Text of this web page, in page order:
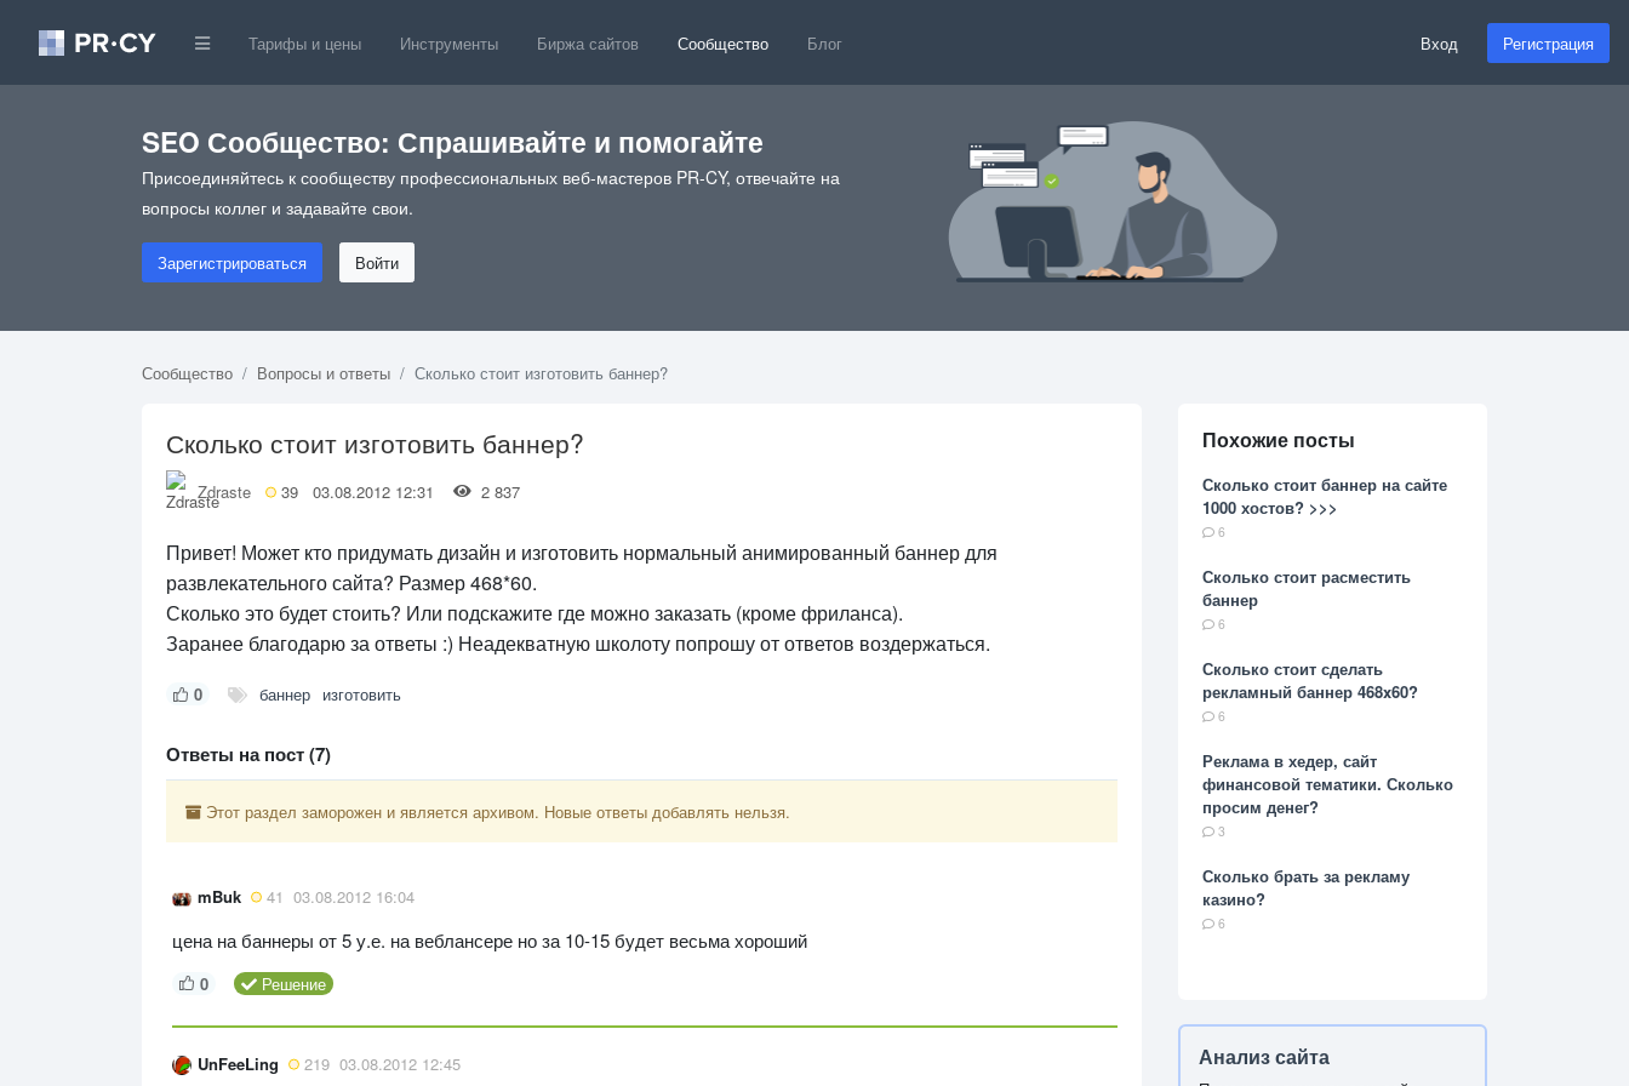
Тарифы и цены Инструменты Биржа сайтов Сообщество Блог Вход Регистрация
SEO Сообщество: Спрашивайте и помогайте
Присоединяйтесь к сообществу профессиональных веб-мастеров PR-CY, отвечайте на
вопросы коллег и задавайте свои.
Зарегистрироваться Войти
Сообщество Вопросы и ответы Сколько стоит изготовить баннер?
Сколько стоит изготовить баннер?
Zdraste 39 03.08.2012 12:31 2 837
Привет! Может кто придумать дизайн и изготовить нормальный анимированный баннер для
развлекательного сайта? Размер 468*60.
Сколько это будет стоить? Или подскажите где можно заказать (кроме фриланса).
Заранее благодарю за ответы :) Неадекватную школоту попрошу от ответов воздержаться.
0 баннер изготовить
Ответы на пост (7)
Этот раздел заморожен и является архивом. Новые ответы добавлять нельзя.
mBuk 41 03.08.2012 16:04
цена на баннеры от 5 у.е. на веблансере но за 10-15 будет весьма хороший
0 Решение
UnFeeLing 219 03.08.2012 12:45
Похожие посты
Сколько стоит баннер на сайте
1000 хостов? >>>
6
Сколько стоит расместить
баннер
6
Сколько стоит сделать
рекламный баннер 468x60?
6
Реклама в хедер, сайт
финансовой тематики. Сколько
просим денег?
3
Сколько брать за рекламу
казино?
6
Анализ сайта